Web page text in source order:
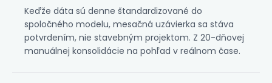
Keďže dáta sú denne štandardizované do
spoločného modelu, mesačná uzávierka sa stáva
potvrdením, nie stavebným projektom. Z 20-dňovej
manuálnej konsolidácie na pohľad v reálnom čase.